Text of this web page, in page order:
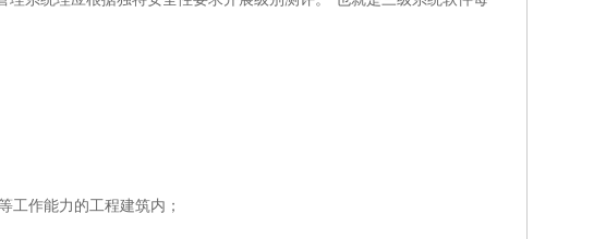
工作能力的工程建筑内；